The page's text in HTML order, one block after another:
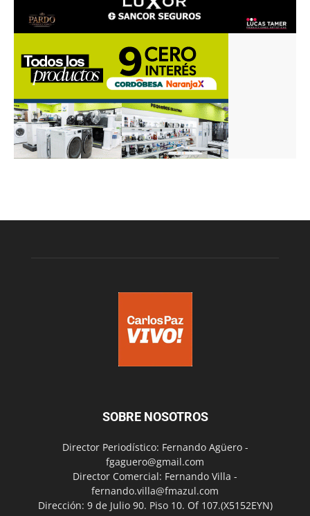
SOBRE NOSOTROS
Director Periodístico: Fernando Agüero -
fgaguero@gmail.com
Director Comercial: Fernando Villa -
fernando.villa@fmazul.com
Dirección: 9 de Julio 90. Piso 10. Of 107.(X5152EYN)